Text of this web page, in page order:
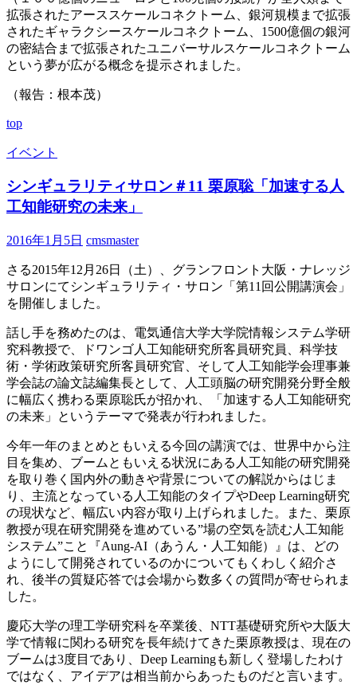
拡張されたアーススケールコネクトーム、銀河規模まで拡張
されたギャラクシースケールコネクトーム、1500億個の銀河
の密結合まで拡張されたユニバーサルスケールコネクトーム
という夢が広がる概念を提示されました。
（報告：根本茂）
top
イベント
シンギュラリティサロン＃11 栗原聡「加速する人
工知能研究の未来」
2016年1月5日 cmsmaster
さる2015年12月26日（土）、グランフロント大阪・ナレッジ
サロンにてシンギュラリティ・サロン「第11回公開講演会」
を開催しました。
話し手を務めたのは、電気通信大学大学院情報システム学研
究科教授で、ドワンゴ人工知能研究所客員研究員、科学技
術・学術政策研究所客員研究官、そして人工知能学会理事兼
学会誌の論文誌編集長として、人工頭脳の研究開発分野全般
に幅広く携わる栗原聡氏が招かれ、「加速する人工知能研究
の未来」というテーマで発表が行われました。
今年一年のまとめともいえる今回の講演では、世界中から注
目を集め、ブームともいえる状況にある人工知能の研究開発
を取り巻く国内外の動きや背景についての解説からはじま
り、主流となっている人工知能のタイプやDeep Learning研究
の現状など、幅広い内容が取り上げられました。また、栗原
教授が現在研究開発を進めている”場の空気を読む人工知能
システム”こと『Aung-AI（あうん・人工知能）』は、どの
ようにして開発されているのかについてもくわしく紹介さ
れ、後半の質疑応答では会場から数多くの質問が寄せられま
した。
慶応大学の理工学研究科を卒業後、NTT基礎研究所や大阪大
学で情報に関わる研究を長年続けてきた栗原教授は、現在の
ブームは3度目であり、Deep Learningも新しく登場したわけ
ではなく、アイデアは相当前からあったものだと言います。